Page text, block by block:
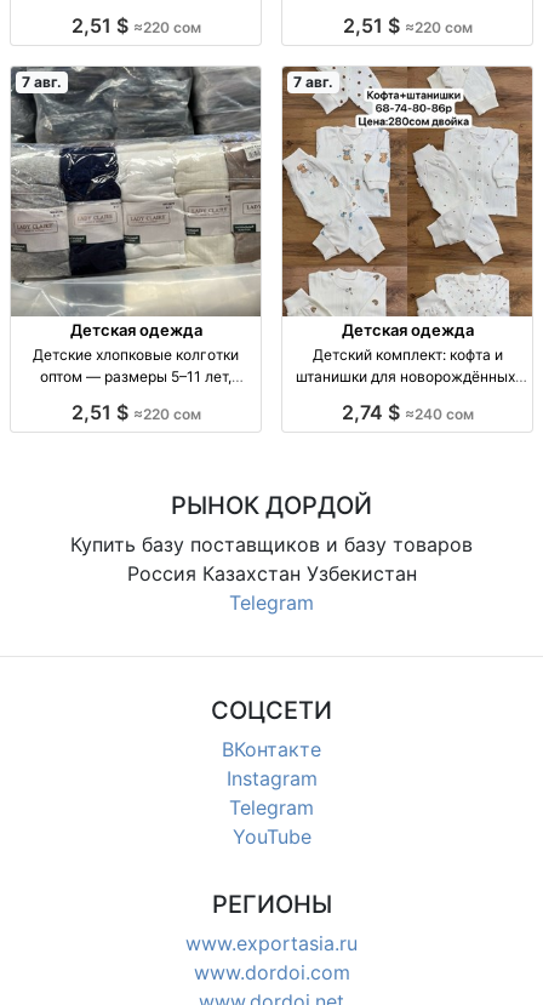
лет, уп. 10 шт.
2,51 $ ≈220 сом
лет, уп. 10 шт.
2,51 $ ≈220 сом
7 авг.
Детская одежда
Детские хлопковые колготки
оптом — размеры 5–11 лет,
колготки, р-ры 5–7, 7–9, 9–11 лет,
2,51 $ ≈220 сом
7 авг.
Детская одежда
Детский комплект: кофта и
штанишки для новорождённых,
комплект 2 пр.: кофта + штаны, р-
2,74 $ ≈240 сом
РЫНОК ДОРДОЙ
Купить базу поставщиков и базу товаров
Россия Казахстан Узбекистан
Telegram
СОЦСЕТИ
ВКонтакте
Instagram
Telegram
YouTube
РЕГИОНЫ
www.exportasia.ru
www.dordoi.com